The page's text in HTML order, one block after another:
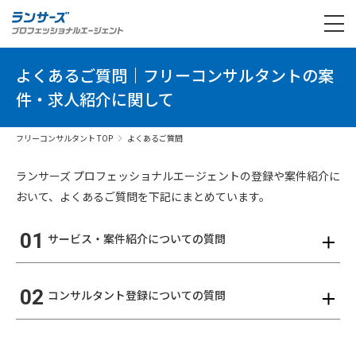
よくあるご質問｜フリーコンサルタントの案
件・求人紹介に関して
フリーコンサルタント TOP よくあるご質問
ランサーズ プロフェッショナルエージェントの登録や案件紹介に
おいて、よくあるご質問を下記にまとめています。
01 サービス・案件紹介についての質問
02 コンサルタント登録についての質問